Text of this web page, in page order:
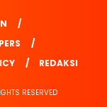
REDAKSI
RESERVED